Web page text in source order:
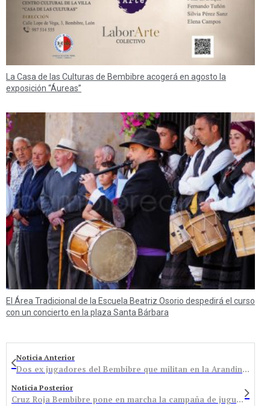
La Casa de las Culturas de Bembibre acogerá en agosto la
exposición “Áureas”
El Área Tradicional de la Escuela Beatriz Osorio despedirá el curso
con un concierto en la plaza Santa Bárbara
Noticia Anterior
Dos ex jugadores del Bembibre que militan en la Arandina detenidos junto a un tercer futbolista por presunta agresión sexual a una menor
Noticia Posterior
Cruz Roja Bembibre pone en marcha la campaña de juguetes que premia la solidaridad de los más pequeños